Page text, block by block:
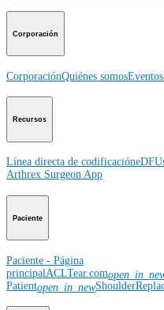
Corporación
CorporaciónQuiénes somos
Recursos
Línea directa de codificación
Arthrex Surgeon App
Paciente
Paciente - Página
principal ACLTear.com
Patientopen_in_new